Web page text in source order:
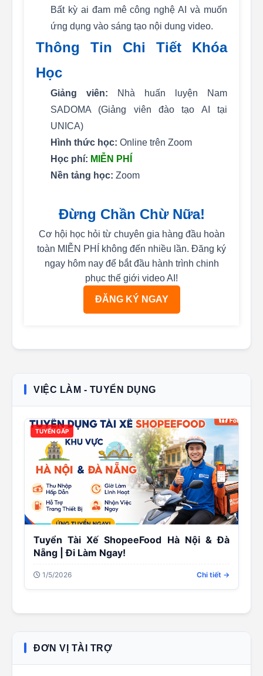
Bất kỳ ai đam mê công nghệ AI và muốn
ứng dụng vào sáng tạo nội dung video.
Thông Tin Chi Tiết Khóa
Học
Giảng viên: Nhà huấn luyện Nam
SADOMA (Giảng viên đào tạo AI tại
UNICA)
Hình thức học: Online trên Zoom
Học phí: MIỄN PHÍ
Nền tảng học: Zoom
Đừng Chần Chừ Nữa!
Cơ hội học hỏi từ chuyên gia hàng đầu hoàn
toàn MIỄN PHÍ không đến nhiều lần. Đăng ký
ngay hôm nay để bắt đầu hành trình chinh
phục thế giới video AI!
ĐĂNG KÝ NGAY
VIỆC LÀM - TUYỂN DỤNG
TUYỂN GẤP
Tuyển Tài Xế ShopeeFood Hà Nội & Đà
Nẵng | Đi Làm Ngay!
1/5/2026 Chi tiết →
ĐƠN VỊ TÀI TRỢ